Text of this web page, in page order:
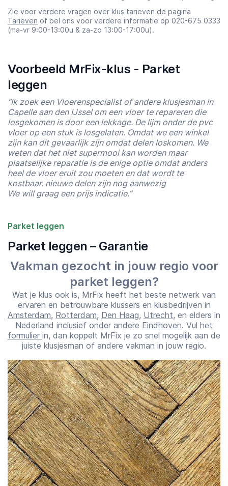
Zie voor verdere vragen over klus tarieven de pagina
Tarieven of bel ons voor verdere informatie op 020-675 0333
(ma-vr 9:00-13:00u & za-zo 13:00-17:00u).
Voorbeeld MrFix-klus - Parket
leggen
“Ik zoek een Vloerenspecialist of andere klusjesman in
Capelle aan den IJssel om een vloer te repareren die
losgekomen is door een lekkage. De lijm onder de pvc
vloer op een stuk is losgelaten. Omdat we een winkel
zijn kan dit gevaarlijk zijn omdat delen loskomen. We
weten dat het niet supermooi kan worden maar
plaatselijke reparatie is de enige optie omdat anders
heel de vloer eruit zou moeten en dat wordt te
kostbaar. nieuwe delen zijn nog aanwezig
We will graag een prijs indicatie.”
Parket leggen
Parket leggen – Garantie
Vakman gezocht in jouw regio voor
parket leggen?
Wat je klus ook is, MrFix heeft het beste netwerk van
ervaren en betrouwbare klussers en klusbedrijven in
Amsterdam, Rotterdam, Den Haag, Utrecht, en elders in
Nederland inclusief onder andere Eindhoven. Vul het
formulier in, dan koppelt MrFix je zo snel mogelijk aan de
juiste klusjesman of andere vakman in jouw regio.
Starttijd
07:00